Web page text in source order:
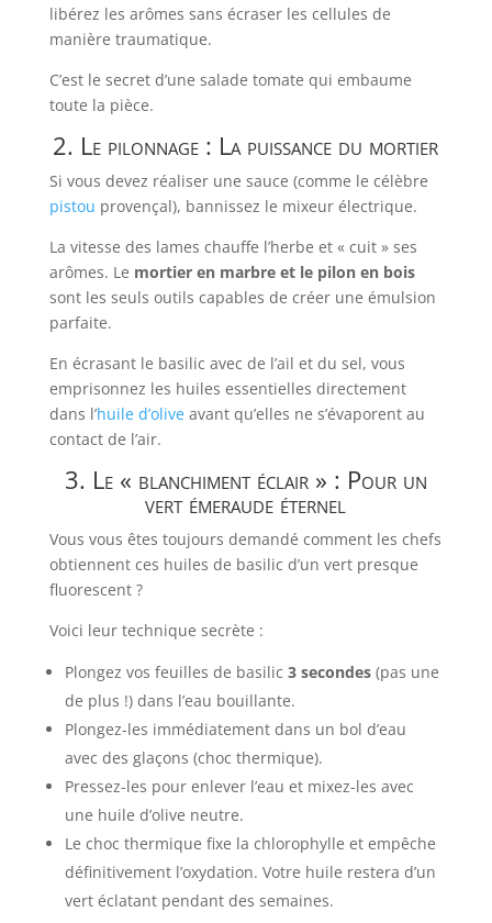
libérez les arômes sans écraser les cellules de
manière traumatique.
C’est le secret d’une salade tomate qui embaume
toute la pièce.
2. Le pilonnage : La puissance du mortier
Si vous devez réaliser une sauce (comme le célèbre
pistou provençal), bannissez le mixeur électrique.
La vitesse des lames chauffe l’herbe et « cuit » ses
arômes. Le mortier en marbre et le pilon en bois
sont les seuls outils capables de créer une émulsion
parfaite.
En écrasant le basilic avec de l’ail et du sel, vous
emprisonnez les huiles essentielles directement
dans l’huile d’oliveavant qu’elles ne s’évaporent au
contact de l’air.
3. Le « blanchiment éclair » : Pour un
vert émeraude éternel
Vous vous êtes toujours demandé comment les chefs
obtiennent ces huiles de basilic d’un vert presque
fluorescent ?
Voici leur technique secrète :
Plongez vos feuilles de basilic 3 secondes(pas une
de plus !) dans l’eau bouillante.
Plongez-les immédiatement dans un bol d’eau
avec des glaçons (choc thermique).
Pressez-les pour enlever l’eau et mixez-les avec
une huile d’olive neutre.
Le choc thermique fixe la chlorophylle et empêche
définitivement l’oxydation. Votre huile restera d’un
vert éclatant pendant des semaines.